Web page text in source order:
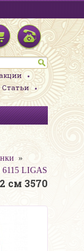
Статьи
6115 LIGAS
см 3570